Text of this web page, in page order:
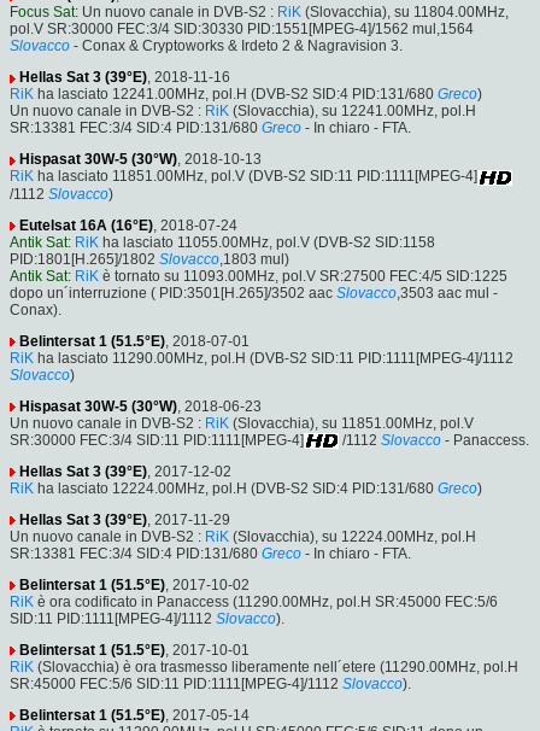
Focus Sat: Un nuovo canale in DVB-S2 : RiK (Slovacchia), su 11804.00MHz,
pol.V SR:30000 FEC:3/4 SID:30330 PID:1551[MPEG-4]/1562 mul,1564
Slovacco - Conax & Cryptoworks & Irdeto 2 & Nagravision 3.
Hellas Sat 3 (39°E), 2018-11-16
RiK ha lasciato 12241.00MHz, pol.H (DVB-S2 SID:4 PID:131/680 Greco)
Un nuovo canale in DVB-S2 : RiK (Slovacchia), su 12241.00MHz, pol.H
SR:13381 FEC:3/4 SID:4 PID:131/680 Greco - In chiaro - FTA.
Hispasat 30W-5 (30°W), 2018-10-13
RiK ha lasciato 11851.00MHz, pol.V (DVB-S2 SID:11 PID:1111[MPEG-4]
/1112 Slovacco)
Eutelsat 16A (16°E) , 2018-07-24
Antik Sat: RiK ha lasciato 11055.00MHz, pol.V (DVB-S2 SID:1158
PID:1801[H.265]/1802 Slovacco ,1803 mul)
Antik Sat: RiK è tornato su 11093.00MHz, pol.V SR:27500 FEC:4/5 SID:1225
dopo un´interruzione ( PID:3501[H.265]/3502 aac Slovacco ,3503 aac mul -
Conax).
Belintersat 1 (51.5°E) , 2018-07-01
RiK ha lasciato 11290.00MHz, pol.H (DVB-S2 SID:11 PID:1111[MPEG-4]/1112
Slovacco)
Hispasat 30W-5 (30°W) , 2018-06-23
Un nuovo canale in DVB-S2 : RiK (Slovacchia), su 11851.00MHz, pol.V
SR:30000 FEC:3/4 SID:11 PID:1111[MPEG-4]
/1112 Slovacco - Panaccess.
Hellas Sat 3 (39°E), 2017-12-02
RiK ha lasciato 12224.00MHz, pol.H (DVB-S2 SID:4 PID:131/680 Greco)
Hellas Sat 3 (39°E), 2017-11-29
Un nuovo canale in DVB-S2 : RiK (Slovacchia), su 12224.00MHz, pol.H
SR:13381 FEC:3/4 SID:4 PID:131/680 Greco - In chiaro - FTA.
Belintersat 1 (51.5°E), 2017-10-02
RiK è ora codificato in Panaccess (11290.00MHz, pol.H SR:45000 FEC:5/6
SID:11 PID:1111[MPEG-4]/1112 Slovacco).
Belintersat 1 (51.5°E), 2017-10-01
RiK (Slovacchia) è ora trasmesso liberamente nell´etere (11290.00MHz, pol.H
SR:45000 FEC:5/6 SID:11 PID:1111[MPEG-4]/1112 Slovacco).
Belintersat 1 (51.5°E), 2017-05-14